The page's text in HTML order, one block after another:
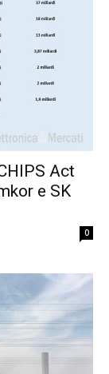
Act
e SK
0